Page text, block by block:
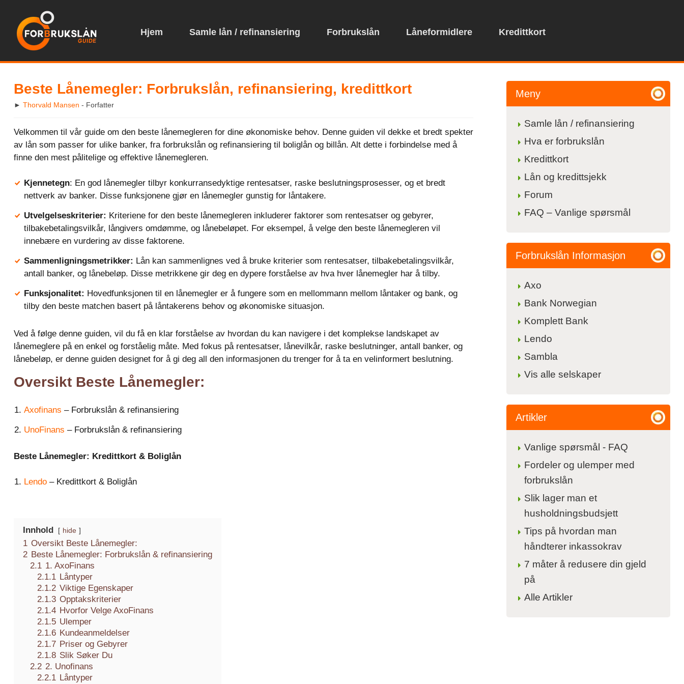
Hjem Samle lån / refinansiering Forbrukslån Låneformidlere Kredittkort
Beste Lånemegler: Forbrukslån, refinansiering, kredittkort
► Thorvald Mansen - Forfatter
Velkommen til vår guide om den beste lånemegleren for dine økonomiske behov. Denne guiden vil dekke et bredt spekter
av lån som passer for ulike banker, fra forbrukslån og refinansiering til boliglån og billån. Alt dette i forbindelse med å
finne den mest pålitelige og effektive lånemegleren.
Kjennetegn: En god lånemegler tilbyr konkurransedyktige rentesatser, raske beslutningsprosesser, og et bredt
nettverk av banker. Disse funksjonene gjør en lånemegler gunstig for låntakere.
Utvelgelseskriterier: Kriteriene for den beste lånemegleren inkluderer faktorer som rentesatser og gebyrer,
tilbakebetalingsvilkår, långivers omdømme, og lånebeløpet. For eksempel, å velge den beste lånemegleren vil
innebære en vurdering av disse faktorene.
Sammenligningsmetrikker: Lån kan sammenlignes ved å bruke kriterier som rentesatser, tilbakebetalingsvilkår,
antall banker, og lånebeløp. Disse metrikkene gir deg en dypere forståelse av hva hver lånemegler har å tilby.
Funksjonalitet: Hovedfunksjonen til en lånemegler er å fungere som en mellommann mellom låntaker og bank, og
tilby den beste matchen basert på låntakerens behov og økonomiske situasjon.
Ved å følge denne guiden, vil du få en klar forståelse av hvordan du kan navigere i det komplekse landskapet av
lånemeglere på en enkel og forståelig måte. Med fokus på rentesatser, lånevilkår, raske beslutninger, antall banker, og
lånebeløp, er denne guiden designet for å gi deg all den informasjonen du trenger for å ta en velinformert beslutning.
Oversikt Beste Lånemegler:
Axofinans – Forbrukslån & refinansiering
UnoFinans – Forbrukslån & refinansiering
Beste Lånemegler: Kredittkort & Boliglån
Lendo – Kredittkort & Boliglån
Innhold hide
1 Oversikt Beste Lånemegler:
2 Beste Lånemegler: Forbrukslån & refinansiering
2.1 1. AxoFinans
2.1.1 Låntyper
2.1.2 Viktige Egenskaper
2.1.3 Opptakskriterier
2.1.4 Hvorfor Velge AxoFinans
2.1.5 Ulemper
2.1.6 Kundeanmeldelser
2.1.7 Priser og Gebyrer
2.1.8 Slik Søker Du
2.2 2. Unofinans
2.2.1 Låntyper
Meny
Samle lån / refinansiering
Hva er forbrukslån
Kredittkort
Lån og kredittsjekk
Forum
FAQ – Vanlige spørsmål
Forbrukslån Informasjon
Axo
Bank Norwegian
Komplett Bank
Lendo
Sambla
Vis alle selskaper
Artikler
Vanlige spørsmål - FAQ
Fordeler og ulemper med
forbrukslån
Slik lager man et
husholdningsbudsjett
Tips på hvordan man
håndterer inkassokrav
7 måter å redusere din gjeld
på
Alle Artikler